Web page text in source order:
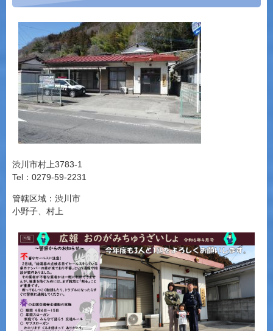
渋川市村上3783-1
Tel：0279-59-2231
管轄区域：渋川市
小野子、村上